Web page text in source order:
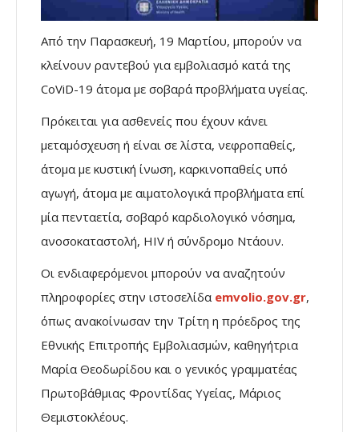
Από την Παρασκευή, 19 Μαρτίου, μπορούν να
κλείνουν ραντεβού για εμβολιασμό κατά της
CoViD-19 άτομα με σοβαρά προβλήματα υγείας.
Πρόκειται για ασθενείς που έχουν κάνει
μεταμόσχευση ή είναι σε λίστα, νεφροπαθείς,
άτομα με κυστική ίνωση, καρκινοπαθείς υπό
αγωγή, άτομα με αιματολογικά προβλήματα επί
μία πενταετία, σοβαρό καρδιολογικό νόσημα,
ανοσοκαταστολή, HIV ή σύνδρομο Ντάουν.
Οι ενδιαφερόμενοι μπορούν να αναζητούν
πληροφορίες στην ιστοσελίδα emvolio.gov.gr,
όπως ανακοίνωσαν την Τρίτη η πρόεδρος της
Εθνικής Επιτροπής Εμβολιασμών, καθηγήτρια
Μαρία Θεοδωρίδου και ο γενικός γραμματέας
Πρωτοβάθμιας Φροντίδας Υγείας, Μάριος
Θεμιστοκλέους.